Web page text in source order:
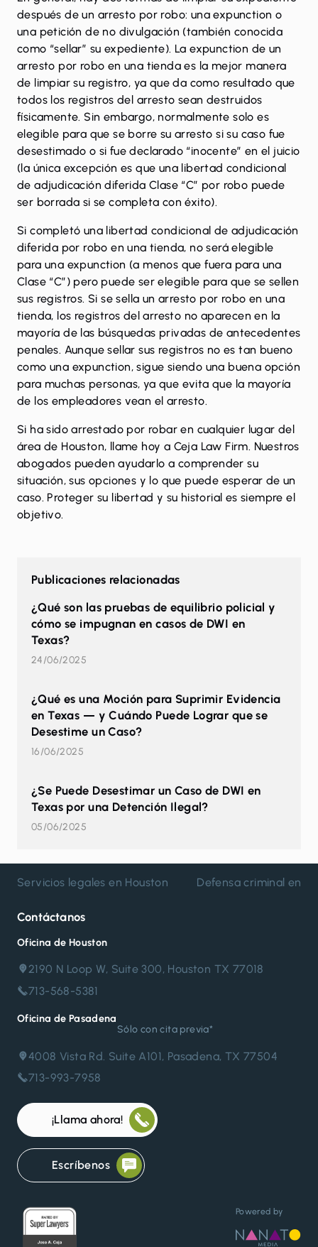
después de un arresto por robo: una expunction o
una petición de no divulgación (también conocida
como “sellar” su expediente). La expunction de un
arresto por robo en una tienda es la mejor manera
de limpiar su registro, ya que da como resultado que
todos los registros del arresto sean destruidos
físicamente. Sin embargo, normalmente solo es
elegible para que se borre su arresto si su caso fue
desestimado o si fue declarado “inocente” en el juicio
(la única excepción es que una libertad condicional
de adjudicación diferida Clase “C” por robo puede
ser borrada si se completa con éxito).
Si completó una libertad condicional de adjudicación
diferida por robo en una tienda, no será elegible
para una expunction (a menos que fuera para una
Clase “C”) pero puede ser elegible para que se sellen
sus registros. Si se sella un arresto por robo en una
tienda, los registros del arresto no aparecen en la
mayoría de las búsquedas privadas de antecedentes
penales. Aunque sellar sus registros no es tan bueno
como una expunction, sigue siendo una buena opción
para muchas personas, ya que evita que la mayoría
de los empleadores vean el arresto.
Si ha sido arrestado por robar en cualquier lugar del
área de Houston,
llame hoy a Ceja Law Firm. Nuestros
abogados pueden ayudarlo a comprender su
situación, sus opciones y lo que puede esperar de un
caso. Proteger su libertad y su historial es siempre el
objetivo.
Publicaciones relacionadas
¿Qué son las pruebas de equilibrio policial y
cómo se impugnan en casos de DWI en
Texas?
24/06/2025
¿Qué es una Moción para Suprimir Evidencia
en Texas — y Cuándo Puede Lograr que se
Desestime un Caso?
16/06/2025
¿Se Puede Desestimar un Caso de DWI en
Texas por una Detención Ilegal?
05/06/2025
Servicios legales en Houston Defensa criminal en
Contáctanos
Oficina de Houston
2190 N Loop W, Suite 300, Houston TX 77018
713-568-5381
Oficina de Pasadena
Sólo con cita previa*
4008 Vista Rd. Suite A101, Pasadena, TX 77504
713-993-7958
¡Llama ahora!
Escríbenos
Powered by